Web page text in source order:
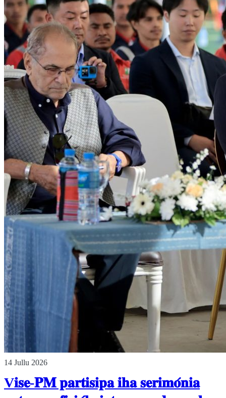
14 Jullu 2026
V𝐢𝐬𝐞-𝐏𝐌 𝐩𝐚𝐫𝐭𝐢𝐬𝐢𝐩𝐚 𝐢𝐡𝐚 𝐬𝐞𝐫𝐢𝐦𝐨́𝐧𝐢𝐚